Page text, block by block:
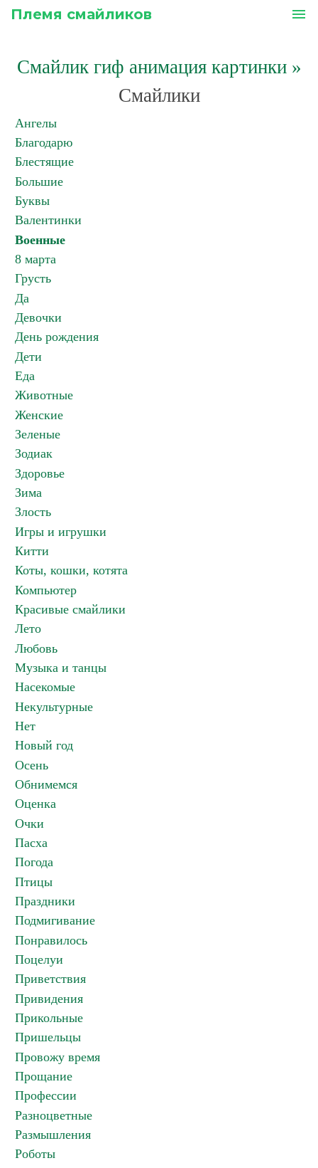
Племя смайликов menu
Смайлик гиф анимация картинки»
Смайлики
Ангелы
Благодарю
Блестящие
Большие
Буквы
Валентинки
Военные
8 марта
Грусть
Да
Девочки
День рождения
Дети
Еда
Животные
Женские
Зеленые
Зодиак
Здоровье
Зима
Злость
Игры и игрушки
Китти
Коты, кошки, котята
Компьютер
Красивые смайлики
Лето
Любовь
Музыка и танцы
Насекомые
Некультурные
Нет
Новый год
Осень
Обнимемся
Оценка
Очки
Пасха
Погода
Птицы
Праздники
Подмигивание
Понравилось
Поцелуи
Приветствия
Привидения
Прикольные
Пришельцы
Провожу время
Прощание
Профессии
Разноцветные
Размышления
Роботы